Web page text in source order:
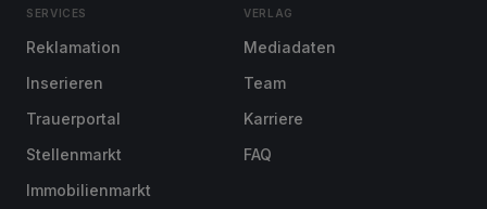
SERVICES
Reklamation
Inserieren
Trauerportal
Stellenmarkt
Immobilienmarkt
VERLAG
Mediadaten
Team
Karriere
FAQ